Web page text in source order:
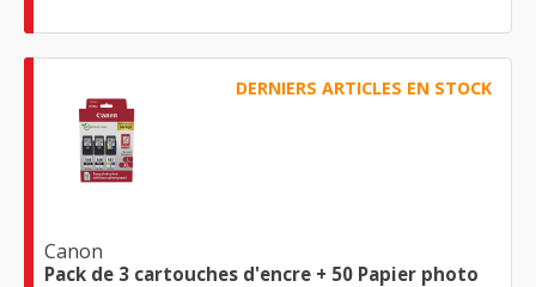
DERNIERS ARTICLES EN STOCK
Canon
Pack de 3 cartouches d'encre + 50 Papier photo